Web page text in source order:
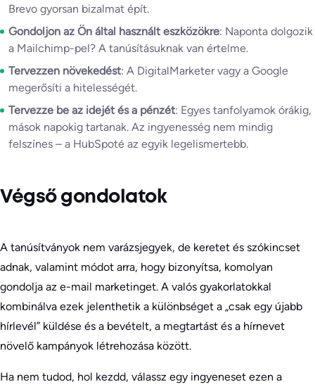
Brevo gyorsan bizalmat épít.
Gondoljon az Ön által használt eszközökre: Naponta dolgozik
a Mailchimp-pel? A tanúsításuknak van értelme.
Tervezzen növekedést: A DigitalMarketer vagy a Google
megerősíti a hitelességét.
Tervezze be az idejét és a pénzét: Egyes tanfolyamok órákig,
mások napokig tartanak. Az ingyenesség nem mindig
felszínes – a HubSpoté az egyik legelismertebb.
Végső gondolatok
A tanúsítványok nem varázsjegyek, de keretet és szókincset
adnak, valamint módot arra, hogy bizonyítsa, komolyan
gondolja az e-mail marketinget. A valós gyakorlatokkal
kombinálva ezek jelenthetik a különbséget a „csak egy újabb
hírlevél” küldése és a bevételt, a megtartást és a hírnevet
növelő kampányok létrehozása között.
Ha nem tudod, hol kezdd, válassz egy ingyeneset ezen a